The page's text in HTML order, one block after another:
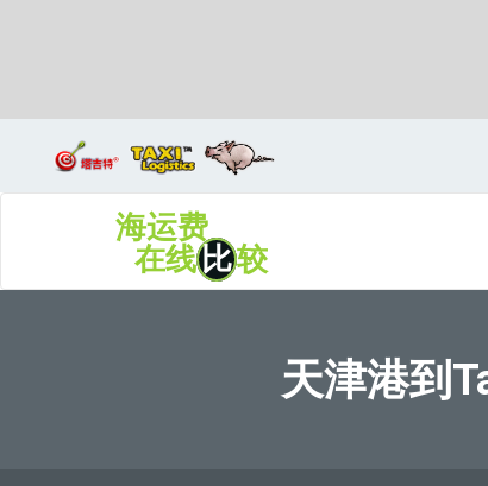
海运费
在线比较
天津港到